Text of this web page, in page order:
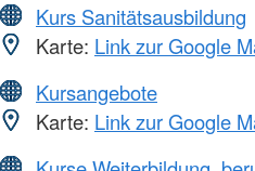
Kurs Sanitätsausbildung
Karte: Link zur Google
Kursangebote
Karte: Link zur Google